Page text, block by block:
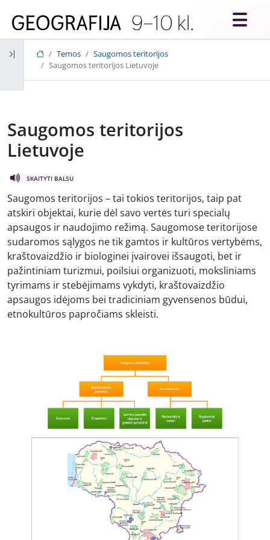
Temos
Saugomos teritorijos
Saugomos teritorijos Lietuvoje
Saugomos teritorijos
Lietuvoje
SKAITYTI BALSU
Saugomos teritorijos – tai tokios teritorijos, taip pat
atskiri objektai, kurie dėl savo vertės turi specialų
apsaugos ir naudojimo režimą. Saugomose teritorijose
sudaromos sąlygos ne tik gamtos ir kultūros vertybėms,
kraštovaizdžio ir biologinei įvairovei išsaugoti, bet ir
pažintiniam turizmui, poilsiui organizuoti, moksliniams
tyrimams ir stebėjimams vykdyti, kraštovaizdžio
apsaugos idėjoms bei tradiciniam gyvensenos būdui,
etnokultūros papročiams skleisti.